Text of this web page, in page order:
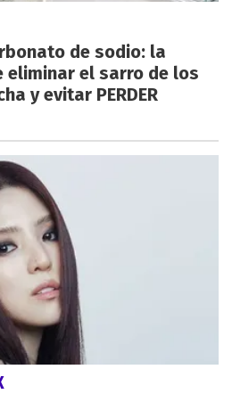
de sodio: la
eliminar el sarro de los
y evitar PERDER